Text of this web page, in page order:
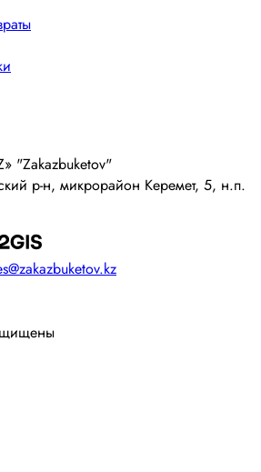
"Zakazbuketov"
р-н, микрорайон Керемет, 5, н.п.